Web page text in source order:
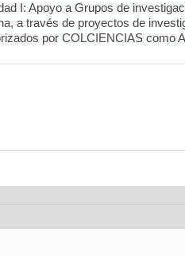
I: Apoyo a Grupos de
a través de proyectos de
por COLCIENCIAS como